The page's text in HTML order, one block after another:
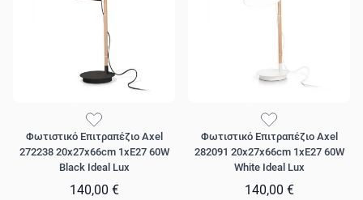
Φωτιστικό Επιτραπέζιο Axel
272238 20x27x66cm 1xE27 60W
Black Ideal Lux
140,00 €
Φωτιστικό Επιτραπέζιο Axel
282091 20x27x66cm 1xE27 60W
White Ideal Lux
140,00 €